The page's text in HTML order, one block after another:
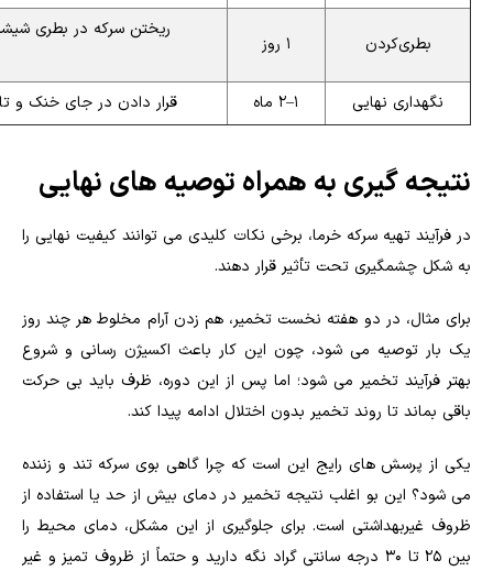
بطری‌کردن ۱ روز
ریختن سرکه در بطری
نگهداری نهایی ۱–۲ ماه قرار دادن در جای خنک و
نتیجه گیری به همراه توصیه های نهایی
در فرآیند تهیه سرکه خرما، برخی نکات کلیدی می توانند کیفیت نهایی را
به شکل چشمگیری تحت تأثیر قرار دهند.
برای مثال، در دو هفته نخست تخمیر، هم زدن آرام مخلوط هر چند روز
یک بار توصیه می شود، چون این کار باعث اکسیژن رسانی و شروع
بهتر فرآیند تخمیر می شود؛ اما پس از این دوره، ظرف باید بی حرکت
باقی بماند تا روند تخمیر بدون اختلال ادامه پیدا کند.
یکی از پرسش های رایج این است که چرا گاهی بوی سرکه تند و زننده
می شود؟ این بو اغلب نتیجه تخمیر در دمای بیش از حد یا استفاده از
ظروف غیربهداشتی است. برای جلوگیری از این مشکل، دمای محیط را
بین ۲۵ تا ۳۰ درجه سانتی گراد نگه دارید و حتماً از ظروف تمیز و غیر